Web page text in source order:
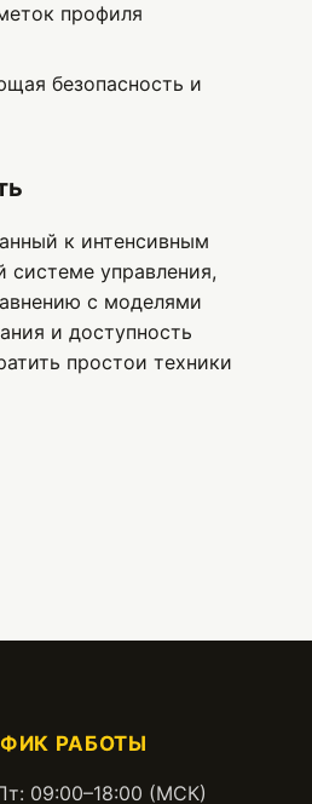
профиля
безопасность и
к интенсивным
системе управления,
с моделями
и доступность
простои техники
РАБОТЫ
09:00–18:00 (МСК)